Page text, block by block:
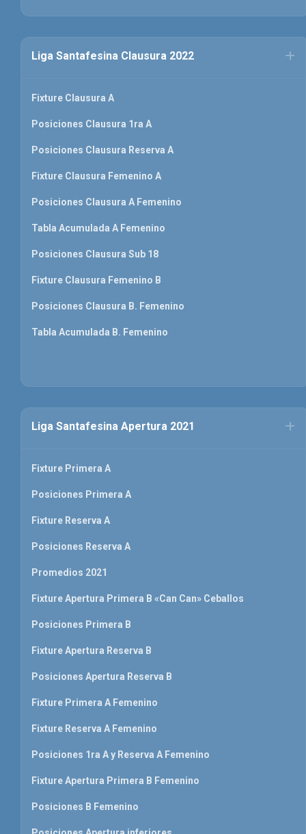
Liga Santafesina Clausura 2022
Fixture Clausura A
Posiciones Clausura 1ra A
Posiciones Clausura Reserva A
Fixture Clausura Femenino A
Posiciones Clausura A Femenino
Tabla Acumulada A Femenino
Posiciones Clausura Sub 18
Fixture Clausura Femenino B
Posiciones Clausura B. Femenino
Tabla Acumulada B. Femenino
Liga Santafesina Apertura 2021
Fixture Primera A
Posiciones Primera A
Fixture Reserva A
Posiciones Reserva A
Promedios 2021
Fixture Apertura Primera B «Can Can» Ceballos
Posiciones Primera B
Fixture Apertura Reserva B
Posiciones Apertura Reserva B
Fixture Primera A Femenino
Fixture Reserva A Femenino
Posiciones 1ra A y Reserva A Femenino
Fixture Apertura Primera B Femenino
Posiciones B Femenino